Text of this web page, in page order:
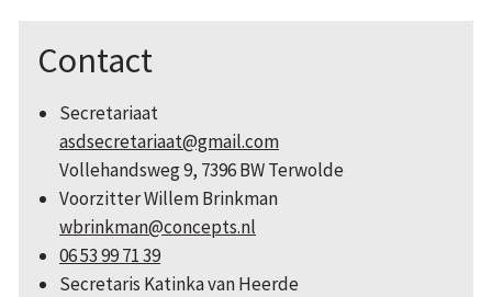
Contact
Secretariaat
asdsecretariaat@gmail.com
Vollehandsweg 9, 7396 BW Terwolde
Voorzitter Willem Brinkman
wbrinkman@concepts.nl
06 53 99 71 39
Secretaris Katinka van Heerde